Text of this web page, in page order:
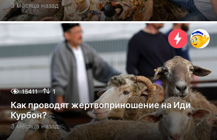
3 месяца назад3
м
е
с
я
ц
а
н
а
з
а
д
15411 1
Как проводят жертвоприношение на Иди
Курбон?
3 месяца назад3
м